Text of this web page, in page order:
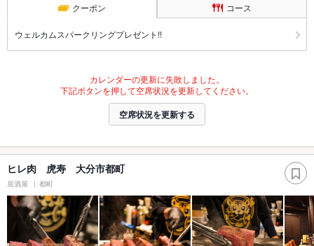
クーポン コース
ウェルカムスパークリングプレゼント!!
カレンダーの更新に失敗しました。
下記ボタンを押して空席状況を更新してください。
空席状況を更新する
ヒレ肉 虎寿 大分市都町
居酒屋 都町